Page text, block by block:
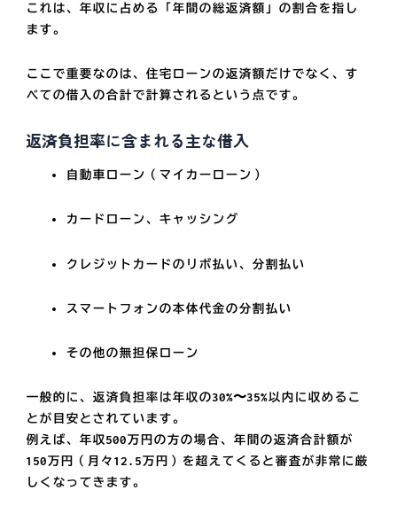
これは、年収に占める「年間の総返済額」の割合を指し
ます。
ここで重要なのは、住宅ローンの返済額だけでなく、 す
べての借入の合計で計算されるという点です。
返済負担率に含まれる主な借入
自動車ローン（マイカーローン）
カードローン、キャッシング
クレジットカードのリボ払い、分割払い
スマートフォンの本体代金の分割払い
その他の無担保ローン
一般的に、返済負担率は年収の30%〜35%以内 に収めるこ
とが目安とされています。
例えば、年収500万円の方の場合、年間の返済合計額が
150万円（月々12.5万円）を超えてくると審査が非常に厳
しくなってきます。